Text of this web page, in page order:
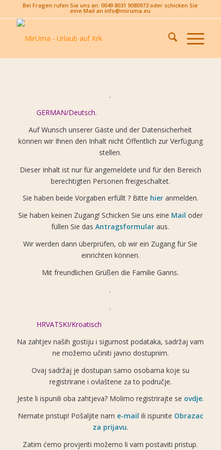
Bei Fragen rufen Sie uns an: 0049 8031 9080973 oder schicken Sie
eine Mail an info@miruma.eu
.
GERMAN/Deutsch.
Auf Wunsch unserer Gäste und der Datensicherheit
können wir Ihnen den Inhalt nicht Öffentlich zur Verfügung
stellen.
Dieser Inhalt ist nur für angemeldete und für den Bereich
berechtigten Personen freigeschaltet.
Sie haben beide Vorgaben erfüllt ? Bitte hieranmelden.
Sie haben keinen Zugang! Schicken Sie uns eine Mail oder
füllen Sie dasAntragsformular aus.
Wir werden dann überprüfen, ob wir ein Zugang für Sie
einrichten können.
Mit freundlichen Grüßen die Familie Ganns.
.
.
HRVATSKI/Kroatisch
Na zahtjev naših gostiju i sigurnost podataka, sadržaj vam
ne možemo učiniti javno dostupnim.
Ovaj sadržaj je dostupan samo osobama koje su
registrirane i ovlaštene za to područje.
Jeste li ispunili oba zahtjeva? Molimo registrirajte se ovdje.
Nemate pristup! Pošaljite nam e-mail ili ispunite Obrazac
za prijavu.
Zatim ćemo provjeriti možemo li vam postaviti pristup.